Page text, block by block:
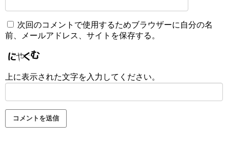
次回のコメントで使用するためブラウザーに自分の名
前、メールアドレス、サイトを保存する。
上に表示された文字を入力してください。